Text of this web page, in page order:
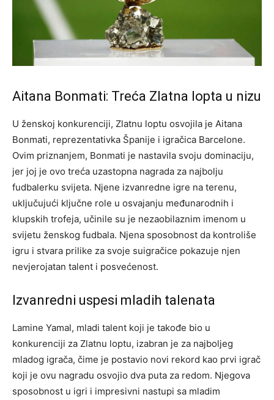
Aitana Bonmati: Treća Zlatna lopta u nizu
U ženskoj konkurenciji, Zlatnu loptu osvojila je Aitana
Bonmati, reprezentativka Španije i igračica Barcelone.
Ovim priznanjem, Bonmati je nastavila svoju dominaciju,
jer joj je ovo treća uzastopna nagrada za najbolju
fudbalerku svijeta. Njene izvanredne igre na terenu,
uključujući ključne role u osvajanju međunarodnih i
klupskih trofeja, učinile su je nezaobilaznim imenom u
svijetu ženskog fudbala. Njena sposobnost da kontroliše
igru i stvara prilike za svoje suigračice pokazuje njen
nevjerojatan talent i posvećenost.
Izvanredni uspesi mladih talenata
Lamine Yamal, mladi talent koji je takođe bio u
konkurenciji za Zlatnu loptu, izabran je za najboljeg
mladog igrača, čime je postavio novi rekord kao prvi igrač
koji je ovu nagradu osvojio dva puta za redom. Njegova
sposobnost u igri i impresivni nastupi sa mladim